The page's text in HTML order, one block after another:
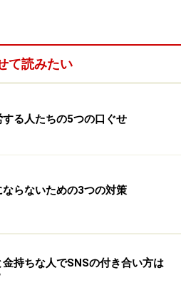
1/2
て読みたい
する人たちの5つの口ぐせ
らないための3つの対策
持ちな人でSNSの付き合い方は